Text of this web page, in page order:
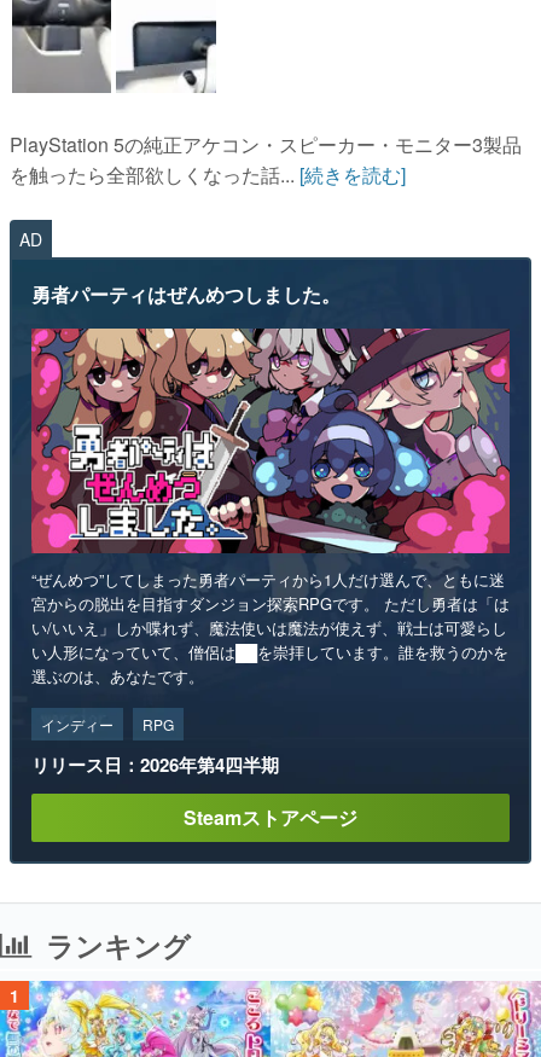
PlayStation 5の純正アケコン・スピーカー・モニター3製品
を触ったら全部欲しくなった話... [続きを読む]
AD
勇者パーティはぜんめつしました。
“ぜんめつ”してしまった勇者パーティから1人だけ選んで、ともに迷
宮からの脱出を目指すダンジョン探索RPGです。 ただし勇者は「は
い/いいえ」しか喋れず、魔法使いは魔法が使えず、戦士は可愛らし
い人形になっていて、僧侶は██を崇拝しています。誰を救うのかを
選ぶのは、あなたです。
インディー RPG
リリース日：2026年第4四半期
Steamストアページ
ランキング
1